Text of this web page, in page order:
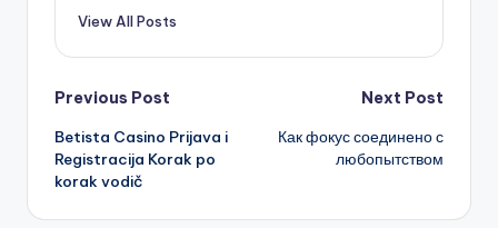
View All Posts
Post
navigation
Previous Post
Betista Casino Prijava i
Registracija Korak po
korak vodič
Next Post
Как фокус соединено с
любопытством